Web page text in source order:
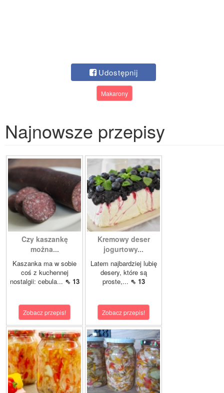
Udostępnij
Makarony
Najnowsze przepisy
Czy kaszankę
można...
Kaszanka ma w sobie
coś z kuchennej
nostalgii: cebula... ⇖ 13
Zobacz przepis!
Kremowy deser
jogurtowy...
Latem najbardziej lubię
desery, które są
proste,... ⇖ 13
Zobacz przepis!